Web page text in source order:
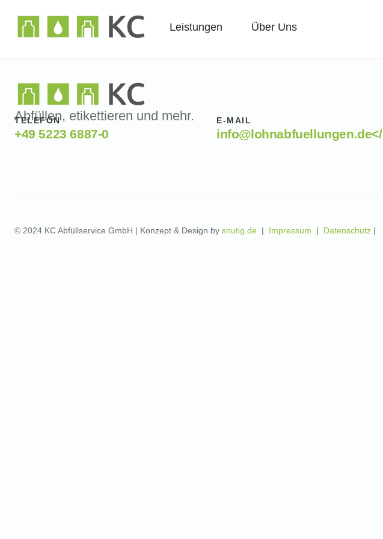
Leistungen Über Uns
Abfüllen, etikettieren und mehr.
TELEFON
+49 5223 6887-0
E-MAIL
info@lohnabfuellungen.de</
© 2024 KC Abfüllservice GmbH | Konzept & Design by snutig.de | Impressum | Datenschutz |